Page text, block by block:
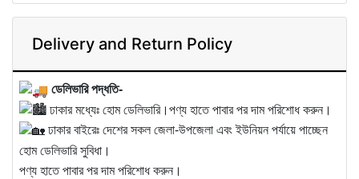
Delivery and Return Policy
ডেলিভারি পদ্ধতি-
ঢাকার মধ্যেঃ হোম ডেলিভারি।পণ্য হাতে পাবার পর দাম পরিশোধ করুন।
ঢাকার বাইরেঃ দেশের সকল জেলা-উপজেলা এবং ইউনিয়ন পর্যায়ে পাচ্ছেন
হোম ডেলিভারি সুবিধা।
পণ্য হাতে পাবার পর দাম পরিশোধ করুন।